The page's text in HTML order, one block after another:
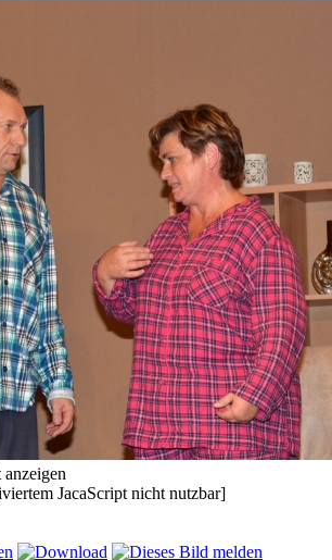
JacaScript nicht nutzbar]